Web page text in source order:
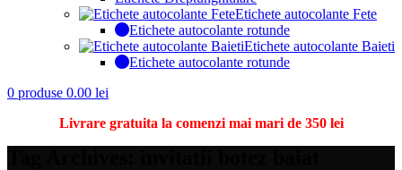
Etichete autocolante Fete
Etichete autocolante rotunde
Etichete autocolante Baieti
Etichete autocolante rotunde
0 produse 0.00 lei
Livrare gratuita la comenzi mai mari de 350 lei